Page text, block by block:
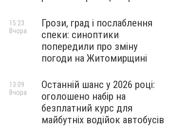
Грози, град і послаблення
спеки: синоптики
попередили про зміну
погоди на Житомирщині
15:23
Вчора
Останній шанс у 2026 році:
оголошено набір на
безплатний курс для
майбутніх водійок автобусів
13:09
Вчора